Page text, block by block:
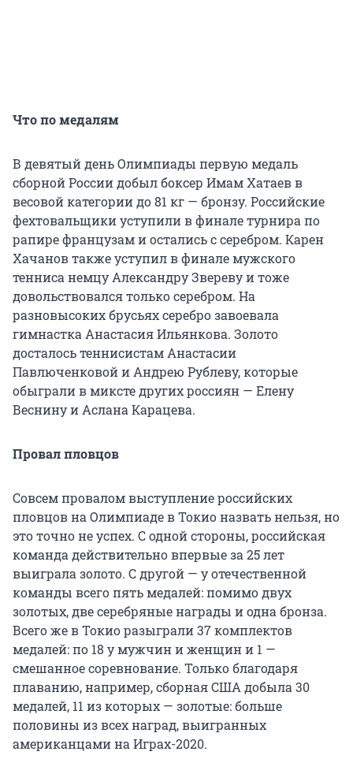
Что по медалям
В девятый день Олимпиады первую медаль
сборной России добыл боксер Имам Хатаев в
весовой категории до 81 кг — бронзу. Российские
фехтовальщики уступили в финале турнира по
рапире французам и остались с серебром. Карен
Хачанов также уступил в финале мужского
тенниса немцу Александру Звереву и тоже
довольствовался только серебром. На
разновысоких брусьях серебро завоевала
гимнастка Анастасия Ильянкова. Золото
досталось теннисистам Анастасии
Павлюченковой и Андрею Рублеву, которые
обыграли в миксте других россиян — Елену
Веснину и Аслана Карацева.
Провал пловцов
Совсем провалом выступление российских
пловцов на Олимпиаде в Токио назвать нельзя, но
это точно не успех. С одной стороны, российская
команда действительно впервые за 25 лет
выиграла золото. С другой — у отечественной
команды всего пять медалей: помимо двух
золотых, две серебряные награды и одна бронза.
Всего же в Токио разыграли 37 комплектов
медалей: по 18 у мужчин и женщин и 1 —
смешанное соревнование. Только благодаря
плаванию, например, сборная США добыла 30
медалей, 11 из которых — золотые: больше
половины из всех наград, выигранных
американцами на Играх-2020.